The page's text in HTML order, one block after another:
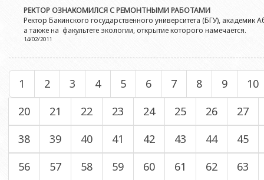
РЕКТОР ОЗНАКОМИЛСЯ С РЕМОНТНЫМИ РАБОТАМИ
Ректор Бакинского государственного университета (БГУ),
а также на факультете экологии, открытие которого намечается.
14/02/2011
1 2 3 4 5 6 7 8 9
10
20
21 22 23 24 25 26
27
38
39 40 41 42 43 44
45
56
57 58 59 60 61 62
63